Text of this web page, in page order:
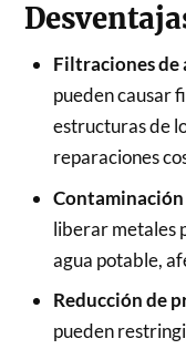
Filtraciones de
pueden causar
estructuras de
reparaciones
Contaminación
liberar metales
agua potable,
Reducción de
pueden